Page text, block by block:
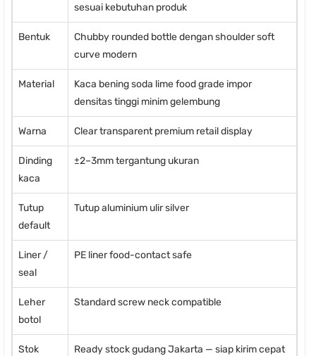
sesuai kebutuhan produk
Bentuk
Chubby rounded bottle dengan shoulder soft
curve modern
Material
Kaca bening soda lime food grade impor
densitas tinggi minim gelembung
Warna Clear transparent premium retail display
Dinding
kaca
±2–3mm tergantung ukuran
Tutup
default
Tutup aluminium ulir silver
Liner /
seal
PE liner food-contact safe
Leher
botol
Standard screw neck compatible
Stok
Ready stock gudang Jakarta — siap kirim cepat